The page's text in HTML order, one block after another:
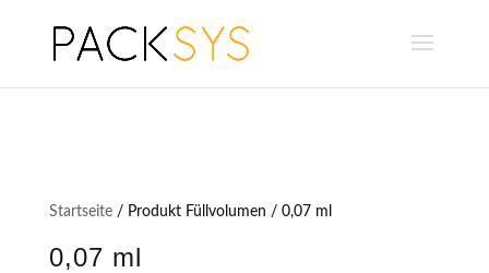
Startseite/ Produkt Füllvolumen / 0,07 ml
0,07 ml